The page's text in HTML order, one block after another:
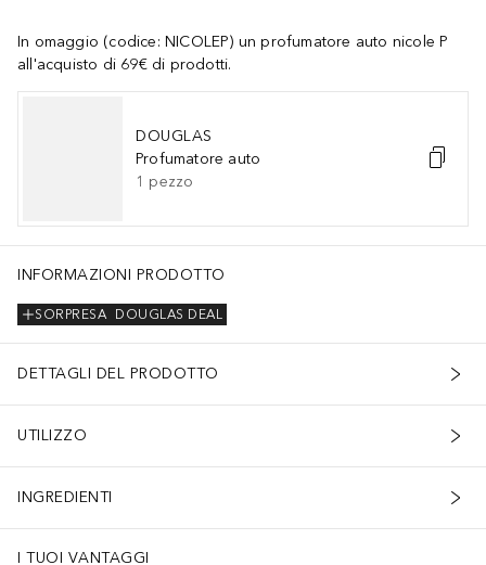
In omaggio (codice: NICOLEP) un profumatore auto nicole P
all'acquisto di 69€ di prodotti.
DOUGLAS
Profumatore auto
1 pezzo
INFORMAZIONI PRODOTTO
DOUGLAS DEAL
SORPRESA
DETTAGLI DEL PRODOTTO
UTILIZZO
INGREDIENTI
I TUOI VANTAGGI